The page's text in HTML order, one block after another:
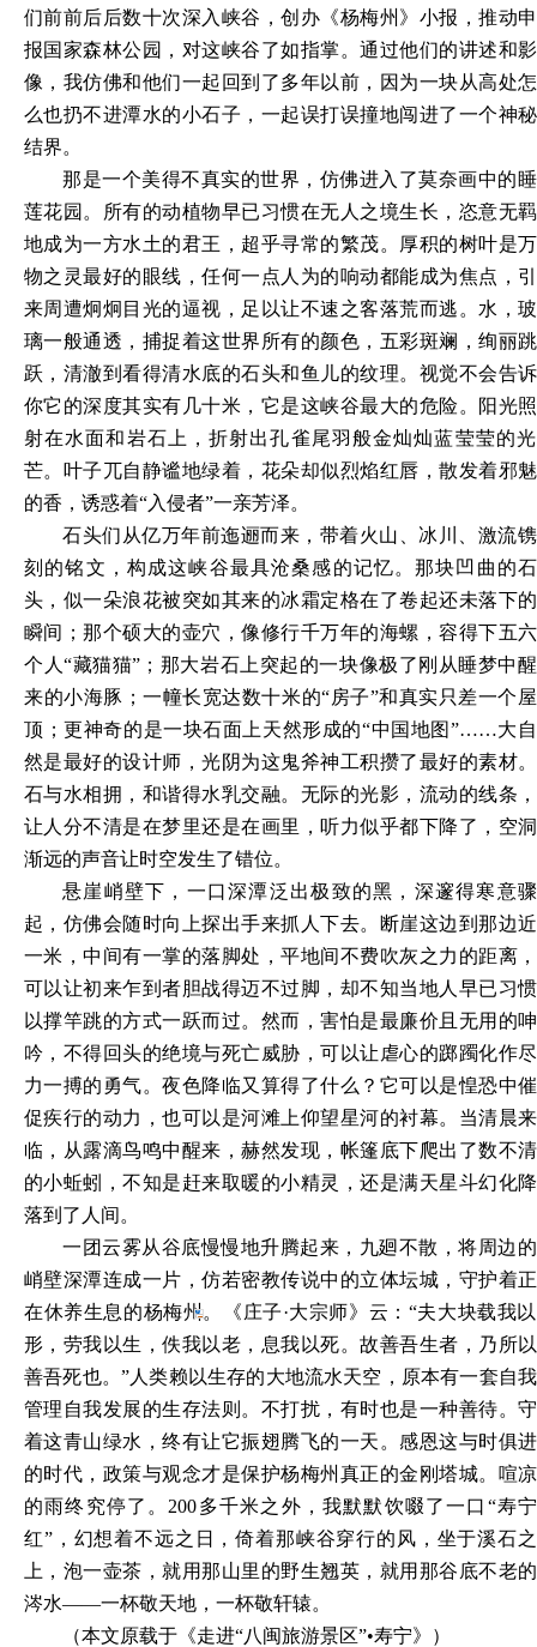
们前前后后数十次深入峡谷，创办《杨梅州》小报，推动申
报国家森林公园，对这峡谷了如指掌。通过他们的讲述和影
像，我仿佛和他们一起回到了多年以前，因为一块从高处怎
么也扔不进潭水的小石子，一起误打误撞地闯进了一个神秘
结界。
那是一个美得不真实的世界，仿佛进入了莫奈画中的睡
莲花园。所有的动植物早已习惯在无人之境生长，恣意无羁
地成为一方水土的君王，超乎寻常的繁茂。厚积的树叶是万
物之灵最好的眼线，任何一点人为的响动都能成为焦点，引
来周遭炯炯目光的逼视，足以让不速之客落荒而逃。水，玻
璃一般通透，捕捉着这世界所有的颜色，五彩斑斓，绚丽跳
跃，清澈到看得清水底的石头和鱼儿的纹理。视觉不会告诉
你它的深度其实有几十米，它是这峡谷最大的危险。阳光照
射在水面和岩石上，折射出孔雀尾羽 般金灿灿蓝莹莹的光
芒。叶子兀自静谧地绿着，花朵却似烈焰红唇，散发着邪魅
的香，诱惑着“入侵者”一亲芳泽。
石头们从亿万年前迤逦而来，带着火山、冰川、激流镌
刻的铭文，构成这峡谷最具沧桑感的记忆。那块凹曲的石
头，似一朵浪花被突如其来的冰霜定格在了卷起还未落下的
瞬间；那个硕大的壶穴，像修行千万年的海螺，容得下五六
个人“藏猫猫”；那大岩石上突起的一块像极了刚从睡梦中醒
来的小海豚；一幢长宽达数十米的“房子”和真实只差一个屋
顶；更神奇的是一块石面上天然形成的“中国地图”……大自
然是最好的设计师，光阴为这鬼斧神工积攒了最好的素材。
石与水相拥，和谐得水乳交融。无际的光影，流动的线条，
让人分不清是在梦里还是在画里，听力似乎都下降了，空洞
渐远的声音让时空发生了错位。
悬崖峭壁下，一口深潭泛出极致的黑，深邃得寒意骤
起，仿佛会随时向上探出手来抓人下去。断崖这边到那边近
一米，中间有一掌的落脚处，平地间不费吹灰之力的距离，
可以让初来乍到者胆战得迈不过脚，却不知当地人早已习惯
以撑竿跳的方式一跃而过。然而，害怕是最廉价且无用的呻
吟，不得回头的绝境与死亡威胁，可以让虐心的踯躅化作尽
力一搏的勇气。夜色降临又算得了什么？它可以是惶恐中催
促疾行的动力，也可以是河滩上仰望星河的衬幕。当清晨来
临，从露滴鸟鸣中醒来，赫然发现，帐篷底下爬出了数不清
的小蚯蚓，不知是赶来取暖的小精灵，还是满天星斗幻化降
落到了人间。
一团云雾从谷底慢慢地升腾起来，九廻不散，将周边的
峭壁深潭连成一片，仿若密教传说中的立体坛城，守护着正
在休养生息的杨梅州。《庄子·大宗师》云：“夫大块载我以
形，劳我以生，佚我以老，息我以死。故善吾生者，乃所以
善吾死也。”人类赖以生存的大地流水天空，原本有一套自我
管理自我发展的生存法则。不打扰，有时也是一种善待。守
着这青山绿水，终有让它振翅腾飞的一天。感恩这与时俱进
的时代，政策与观念才是保护杨梅州真正的金刚塔城。喧凉
的雨终究停了。200多千米之外，我默默饮啜了一口“寿宁
红”，幻想着不远之日，倚着那峡谷穿行的风，坐于溪石之
上，泡一壶茶，就用那山里的野生翘英，就用那谷底不老的
涔水——一杯敬天地，一杯敬轩辕。
（本文原载于《走进“八闽旅游景区”•寿宁》 ）